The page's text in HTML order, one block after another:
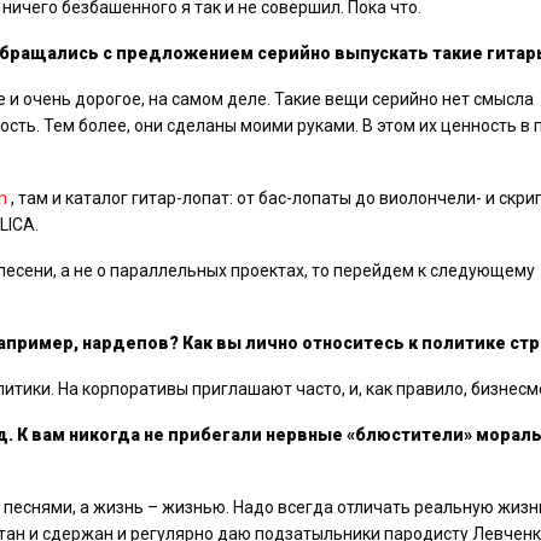
безбашенного я так и не совершил. Пока что.
с предложением серийно выпускать такие
очень дорогое, на самом деле. Такие вещи серийно нет смысла
Тем более, они сделаны моими руками. В этом их ценность в
, там и каталог гитар-лопат: от бас-лопаты до виолончели- и
а не о параллельных проектах, то перейдем к следующему
нардепов? Как вы лично относитесь к политике
На корпоративы приглашают часто, и, как правило,
К вам никогда не прибегали нервные «блюстители»
а жизнь – жизнью. Надо всегда отличать реальную
и сдержан и регулярно даю подзатыльники пародисту